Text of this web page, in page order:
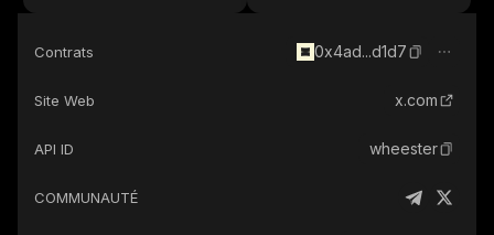
Contrats 0x4ad...d1d7
Site Web x.com
API ID wheester
COMMUNAUTÉ